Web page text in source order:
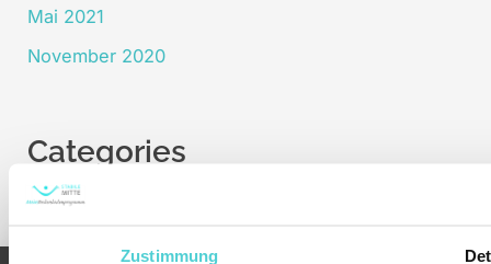
Zustimmung
Mai 2021
November 2020
Categories
Uncategorized